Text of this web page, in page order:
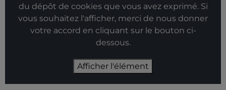
du dépôt de cookies que vous avez exprimé. Si
vous souhaitez l'afficher, merci de nous donner
votre accord en cliquant sur le bouton ci-
dessous.
Afficher l'élément